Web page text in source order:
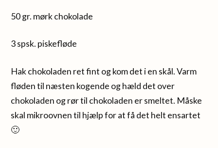
50 gr. mørk chokolade
3 spsk. piskefløde
Hak chokoladen ret fint og kom det i en skål. Varm
fløden til næsten kogende og hæld det over
chokoladen og rør til chokoladen er smeltet. Måske
skal mikroovnen til hjælp for at få det helt ensartet
🙂